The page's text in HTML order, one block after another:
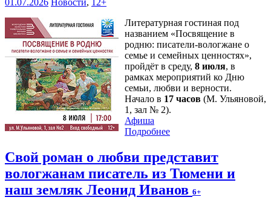
01.07.2026 Новости,
12+
Литературная гостиная под
названием «Посвящение в
родню: писатели-вологжане о
семье и семейных ценностях»,
пройдёт в среду, 8 июля, в
рамках мероприятий ко Дню
семьи, любви и верности.
Начало в 17 часов (М. Ульяновой,
1, зал № 2).
Афиша
Подробнее
Свой роман о любви представит
вологжанам писатель из Тюмени и
наш земляк Леонид Иванов 6+